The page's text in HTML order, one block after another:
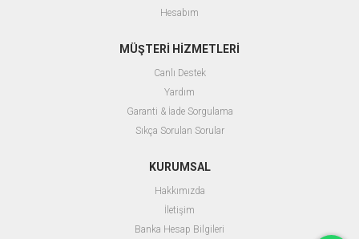
Hesabım
MÜŞTERİ HİZMETLERİ
Canlı Destek
Yardım
Garanti & İade Sorgulama
Sıkça Sorulan Sorular
KURUMSAL
Hakkımızda
İletişim
Banka Hesap Bilgileri